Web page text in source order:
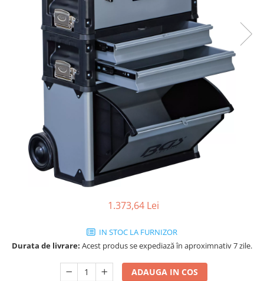
1.373,64 Lei
IN STOC LA FURNIZOR
Durata de livrare: Acest produs se expediază în aproximnativ 7 zile.
ADAUGA IN COS